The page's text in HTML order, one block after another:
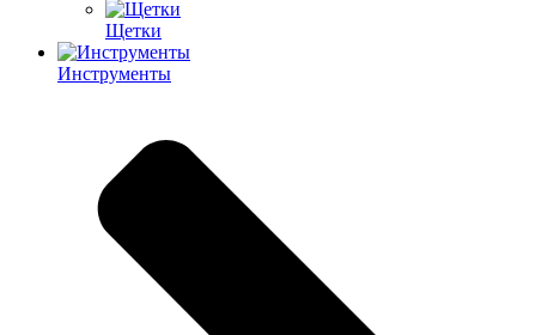
Щетки
Инструменты